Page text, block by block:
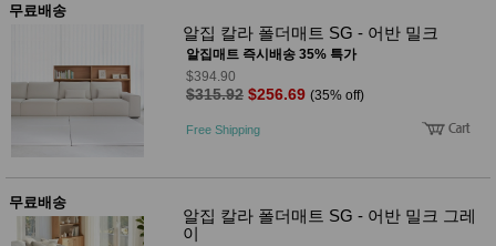
무료배송
알집 칼라 폴더매트 SG - 어반 밀크
알집매트 즉시배송 35% 특가
$394.90
$315.92 $256.69 (35% off)
Free Shipping
무료배송
알집 칼라 폴더매트 SG - 어반 밀크 그레
이